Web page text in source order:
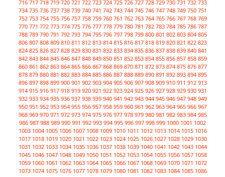
716 717 718 719 720 721 722 723 724 725 726 727 728 729 730 731 732 733
734 735 736 737 738 739 740 741 742 743 744 745 746 747 748 749 750 751
752 753 754 755 756 757 758 759 760 761 762 763 764 765 766 767 768 769
770 771 772 773 774 775 776 777 778 779 780 781 782 783 784 785 786 787
788 789 790 791 792 793 794 795 796 797 798 799 800 801 802 803 804 805
806 807 808 809 810 811 812 813 814 815 816 817 818 819 820 821 822 823
824 825 826 827 828 829 830 831 832 833 834 835 836 837 838 839 840 841
842 843 844 845 846 847 848 849 850 851 852 853 854 855 856 857 858 859
860 861 862 863 864 865 866 867 868 869 870 871 872 873 874 875 876 877
878 879 880 881 882 883 884 885 886 887 888 889 890 891 892 893 894 895
896 897 898 899 900 901 902 903 904 905 906 907 908 909 910 911 912 913
914 915 916 917 918 919 920 921 922 923 924 925 926 927 928 929 930 931
932 933 934 935 936 937 938 939 940 941 942 943 944 945 946 947 948 949
950 951 952 953 954 955 956 957 958 959 960 961 962 963 964 965 966 967
968 969 970 971 972 973 974 975 976 977 978 979 980 981 982 983 984 985
986 987 988 989 990 991 992 993 994 995 996 997 998 999 1000 1001 1002
1003 1004 1005 1006 1007 1008 1009 1010 1011 1012 1013 1014 1015 1016
1017 1018 1019 1020 1021 1022 1023 1024 1025 1026 1027 1028 1029 1030
1031 1032 1033 1034 1035 1036 1037 1038 1039 1040 1041 1042 1043 1044
1045 1046 1047 1048 1049 1050 1051 1052 1053 1054 1055 1056 1057 1058
1059 1060 1061 1062 1063 1064 1065 1066 1067 1068 1069 1070 1071 1072
1073 1074 1075 1076 1077 1078 1079 1080 1081 1082 1083 1084 1085 1086